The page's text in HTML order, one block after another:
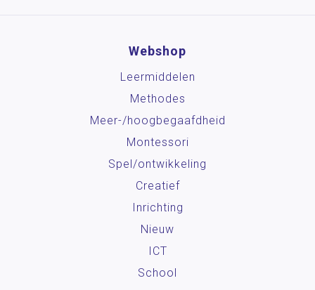
Webshop
Leermiddelen
Methodes
Meer-/hoog­begaafdheid
Montessori
Spel/ontwikkeling
Creatief
Inrichting
Nieuw
ICT
School